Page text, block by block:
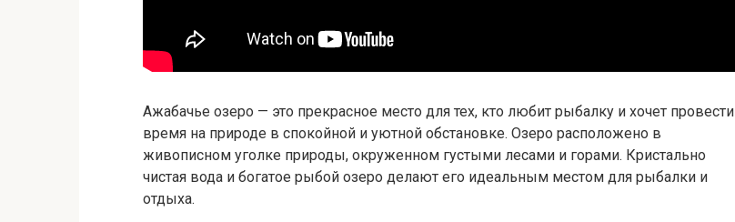
Ажабачье озеро — это прекрасное место для тех, кто любит рыбалку и хочет провести
время на природе в спокойной и уютной обстановке. Озеро расположено в
живописном уголке природы, окруженном густыми лесами и горами. Кристально
чистая вода и богатое рыбой озеро делают его идеальным местом для рыбалки и
отдыха.